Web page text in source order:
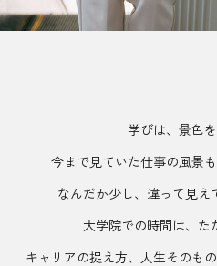
学びは、景色を
今まで見ていた仕事の風景
なんだか少し、違って見え
大学院での時間は、た
キャリアの捉え方、人生そのも